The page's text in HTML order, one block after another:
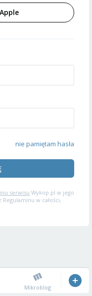
nie pamiętam hasła
serwisu Wykop.pl w jego
w całości,
Mikroblog